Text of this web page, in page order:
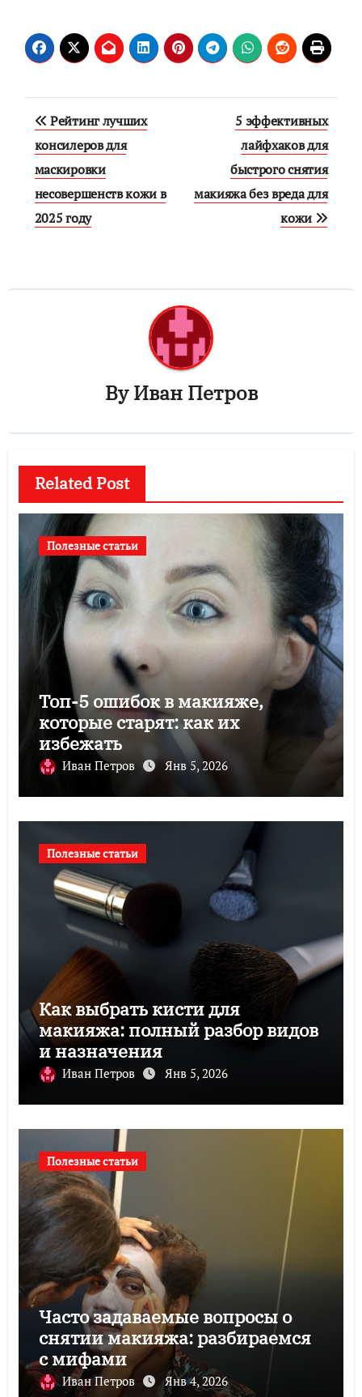
Навигация
по
записям
Рейтинг лучших
консилеров для
маскировки
несовершенств кожи в
2025 году
5 эффективных
лайфхаков для
быстрого снятия
макияжа без вреда для
кожи
ByИван Петров
Related Post
Полезные статьи
Топ-5 ошибок в макияже,
которые старят: как их
избежать
Иван Петров Янв 5, 2026
Полезные статьи
Как выбрать кисти для
макияжа: полный разбор видов
и назначения
Иван Петров Янв 5, 2026
Полезные статьи
Часто задаваемые вопросы о
снятии макияжа: разбираемся
с мифами
Иван Петров Янв 4, 2026